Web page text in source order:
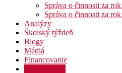
Správa o činnosti za
Správa o činnosti za
Analýzy
Školský týždeň
Blogy
Médiá
Financovanie